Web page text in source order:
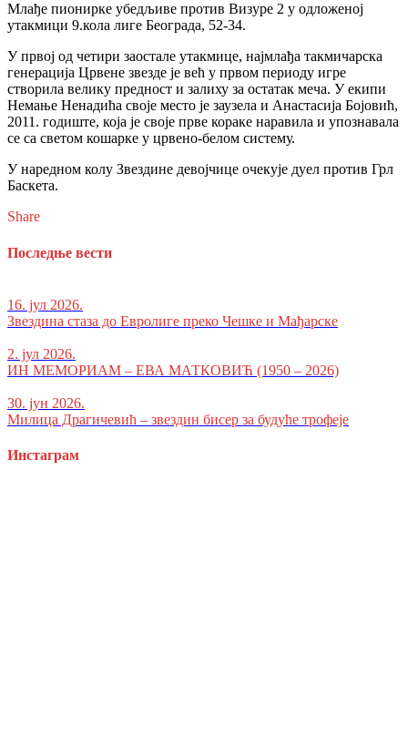
Млађе пионирке убедљиве против Визуре 2 у одложеној
утакмици 9.кола лиге Београда, 52-34.
У првој од четири заостале утакмице, најмлађа такмичарска
генерација Црвене звезде је већ у првом периоду игре
створила велику предност и залиху за остатак меча. У екипи
Немање Ненадића своје место је заузела и Анастасија Бојовић,
2011. годиште, која је своје прве кораке наравила и упознавала
се са светом кошарке у црвено-белом систему.
У наредном колу Звездине девојчице очекује дуел против Грл
Баскета.
Share
Последње вести
16. јул 2026.
Звездина стаза до Евролиге преко Чешке и Мађарске
2. јул 2026.
ИН МЕМОРИАМ – ЕВА МАТКОВИЋ (1950 – 2026)
30. јун 2026.
Милица Драгичевић – звездин бисер за будуће трофеје
Инстаграм